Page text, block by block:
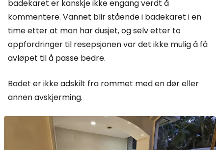
badekaret er kanskje ikke engang verdt å
kommentere. Vannet blir stående i badekaret i en
time etter at man har dusjet, og selv etter to
oppfordringer til resepsjonen var det ikke mulig å få
avløpet til å passe bedre.
Badet er ikke adskilt fra rommet med en dør eller
annen avskjerming.